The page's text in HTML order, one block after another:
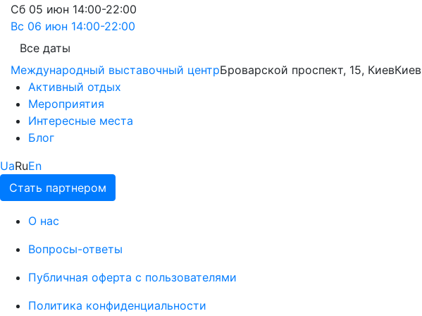
Сб 05 июн 14:00-22:00
Вс 06 июн 14:00-22:00
Все даты
Международный выставочный центрБроварской проспект, 15, КиевКиев
Активный отдых
Мероприятия
Интересные места
Блог
UaRuEn
Стать партнером
О нас
Вопросы-ответы
Публичная оферта с пользователями
Политика конфиденциальности